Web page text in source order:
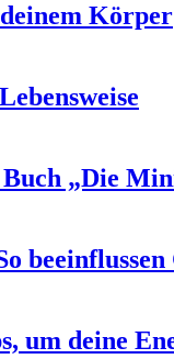
Körper
„Die
beeinflussen
um deine